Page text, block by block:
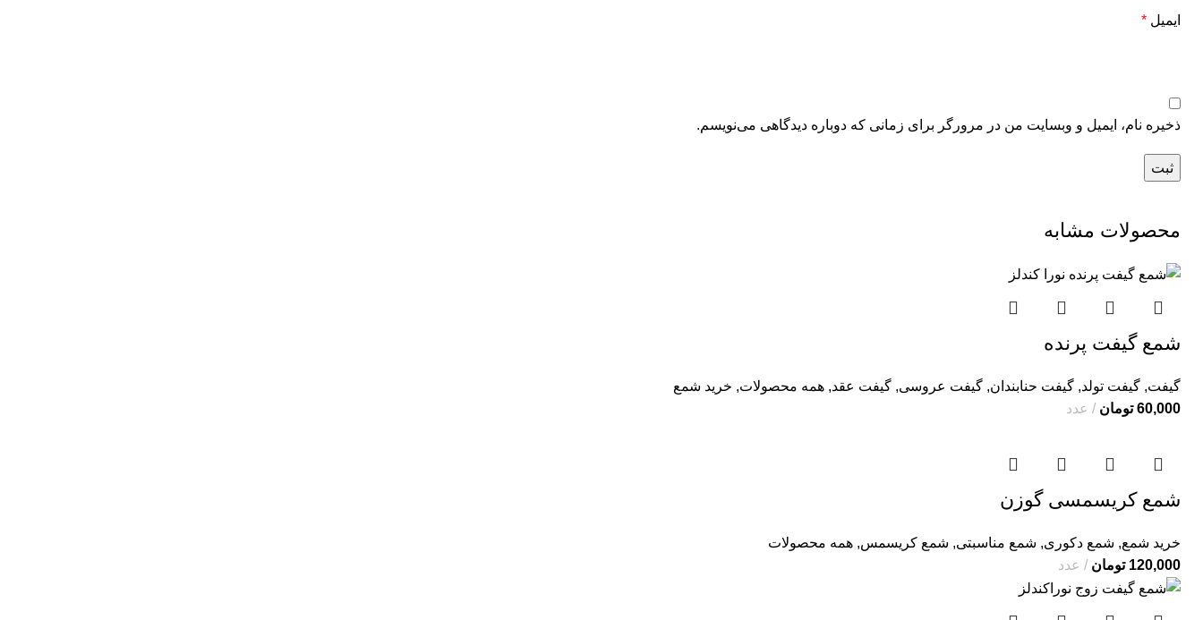
ایمیل *
ذخیره نام، ایمیل و وبسایت من در مرورگر برای زمانی که دوباره دیدگاهی می‌نویسم.
محصولات مشابه
شمع گیفت پرنده
گیفت, گیفت تولد, گیفت حنابندان, گیفت عروسی, گیفت عقد, همه محصولات, خرید شمع
60,000 تومان عدد
شمع کریسمسی گوزن
خرید شمع, شمع دکوری, شمع مناسبتی, شمع کریسمس, همه محصولات
120,000 تومان عدد